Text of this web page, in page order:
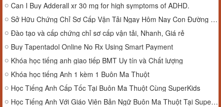
Can I Buy Adderall xr 30 mg for high symptoms of ADHD.
Sở Hữu Chứng Chỉ Sơ Cấp Vận Tải Ngay Hôm Nay Con Đường Tắt Đến Thành Công Nghề Nghiệp!
Đào tạo và cấp chứng chỉ sơ cấp vận tải, Nhanh, Giá rẻ
Buy Tapentadol Online No Rx Using Smart Payment
Khóa học tiếng anh giao tiếp BMT Uy tín và Chất lượng
Khóa học tiếng Anh 1 kèm 1 Buôn Ma Thuột
Học Tiếng Anh Cấp Tốc Tại Buôn Ma Thuột Cùng SuperKids
Học Tiếng Anh Với Giáo Viên Bản Ngữ Buôn Ma Thuột Tại SuperKids